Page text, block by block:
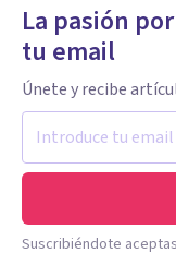
La pasión
tu email
Únete y recibe
Suscribiéndote